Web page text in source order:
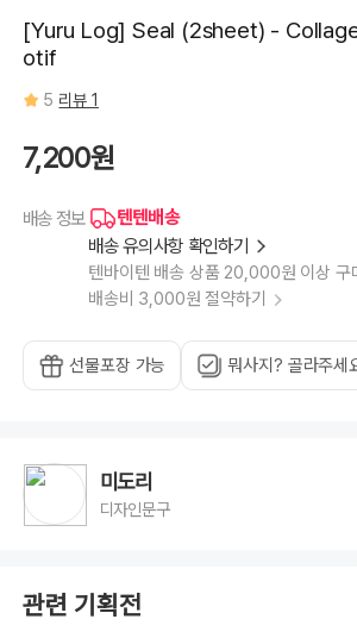
[Yuru Log] Seal (2sheet) -
otif
5 리뷰 1
7,200원
배송 정보
텐텐배송
배송 유의사항 확인하기
텐바이텐 배송 상품 20,000원 이상 구
배송비 3,000원 절약하기
선물포장 가능 뭐사지? 골라주세
미도리
디자인문구
관련 기획전